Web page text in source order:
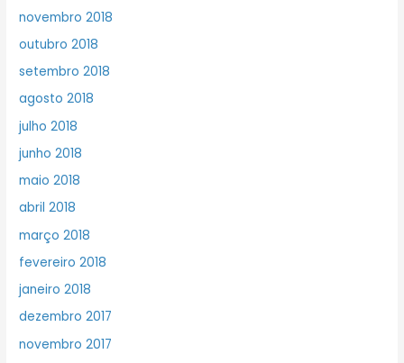
novembro 2018
outubro 2018
setembro 2018
agosto 2018
julho 2018
junho 2018
maio 2018
abril 2018
março 2018
fevereiro 2018
janeiro 2018
dezembro 2017
novembro 2017